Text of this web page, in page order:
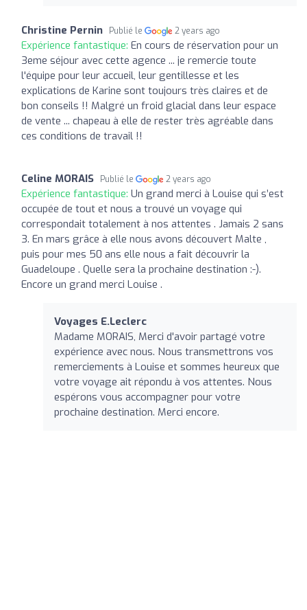
Christine Pernin Publié le 2 years ago
Expérience fantastique: En cours de réservation pour un
3eme séjour avec cette agence ... je remercie toute
l'équipe pour leur accueil, leur gentillesse et les
explications de Karine sont toujours très claires et de
bon conseils !! Malgré un froid glacial dans leur espace
de vente ... chapeau à elle de rester très agréable dans
ces conditions de travail !!
Celine MORAIS Publié le 2 years ago
Expérience fantastique: Un grand merci à Louise qui s’est
occupée de tout et nous a trouvé un voyage qui
correspondait totalement à nos attentes . Jamais 2 sans
3. En mars grâce à elle nous avons découvert Malte ,
puis pour mes 50 ans elle nous a fait découvrir la
Guadeloupe . Quelle sera la prochaine destination :-).
Encore un grand merci Louise .
Voyages E.Leclerc
Madame MORAIS, Merci d'avoir partagé votre
expérience avec nous. Nous transmettrons vos
remerciements à Louise et sommes heureux que
votre voyage ait répondu à vos attentes. Nous
espérons vous accompagner pour votre
prochaine destination. Merci encore.